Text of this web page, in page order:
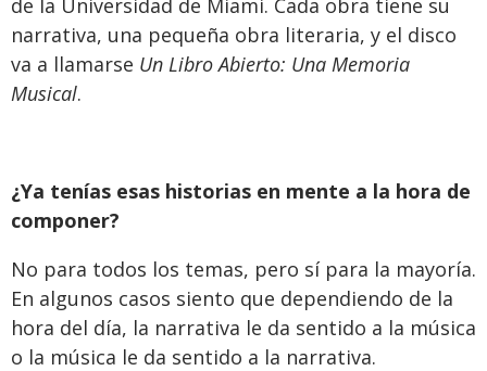
de la Universidad de Miami. Cada obra tiene su
narrativa, una pequeña obra literaria, y el disco
va a llamarse Un Libro Abierto: Una Memoria
Musical.
¿Ya tenías esas historias en mente a la hora de
componer?
No para todos los temas, pero sí para la mayoría.
En algunos casos siento que dependiendo de la
hora del día, la narrativa le da sentido a la música
o la música le da sentido a la narrativa.